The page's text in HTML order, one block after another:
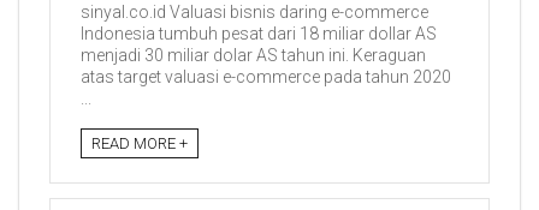
sinyal.co.id Valuasi bisnis daring e-commerce
Indonesia tumbuh pesat dari 18 miliar dollar AS
menjadi 30 miliar dolar AS tahun ini. Keraguan
atas target valuasi e-commerce pada tahun 2020
READ MORE +